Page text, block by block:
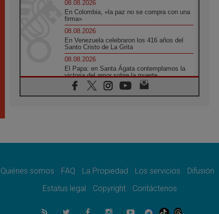
08.08.2026
En Colombia, «la paz no se compra con una
firma»
08.08.2026
En Venezuela celebraron los 416 años del
Santo Cristo de La Grita
08.08.2026
El Papa: en Santa Ágata contemplamos la
victoria del amor sobre la muerte
08.08.2026
León XIV visitará el Santuario de la Madre
07.08.2026
07.08.2026
el compromiso del cristiano"
La matanza de niños en Gaza no cesa: 300
Quiénes somos FAQ La Propiedad Los servicios
Difusión
Estatus legal
Copyright Contáctenos